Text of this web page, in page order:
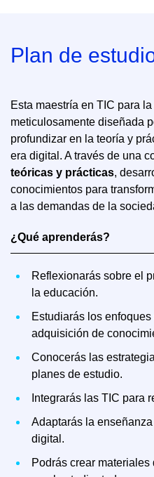
Plan de
Esta maestría en TIC para
meticulosamente diseñada
profundizar en la teoría y
era digital. A través de una
teóricas y prácticas,
conocimientos para
a las demandas de la
¿Qué aprenderás?
Reflexionarás sobre el
la educación.
Estudiarás los
adquisición de
Conocerás las
planes de estudio.
Integrarás las TIC para
Adaptarás la
digital.
Podrás crear